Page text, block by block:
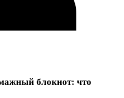
блокнот: что